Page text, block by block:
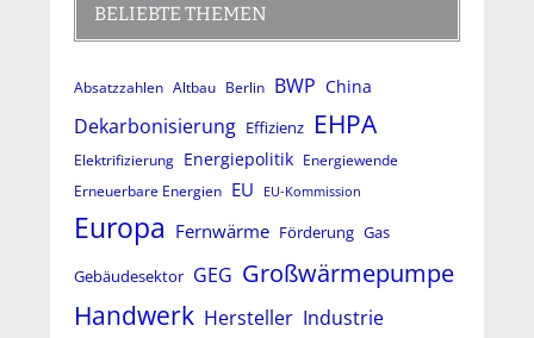
BELIEBTE THEMEN
Absatzzahlen Altbau Berlin BWP China
Dekarbonisierung Effizienz EHPA
Elektrifizierung Energiepolitik Energiewende
Erneuerbare Energien EU EU-Kommission
Europa Fernwärme Förderung Gas
Gebäudesektor GEG Großwärmepumpe
Handwerk Hersteller Industrie